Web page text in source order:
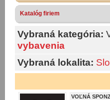
Katalóg firiem
Vybraná kategória:
vybavenia
Vybraná lokalita:
VOĽNÁ